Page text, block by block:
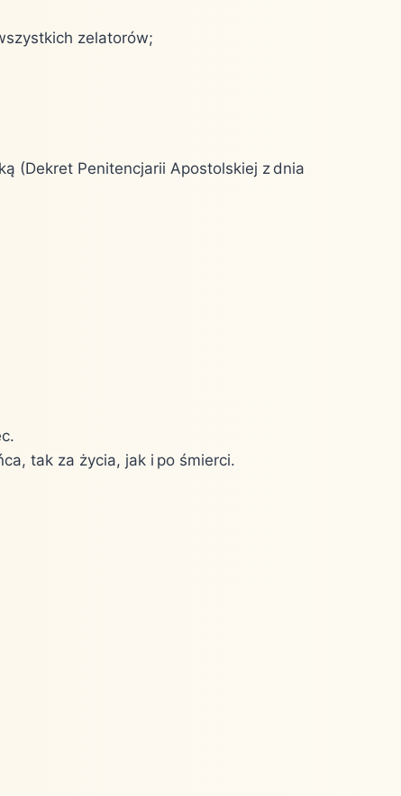
zelatorów;
(Dekret Penitencjarii Apostolskiej z dnia
tak za życia, jak i po śmierci.